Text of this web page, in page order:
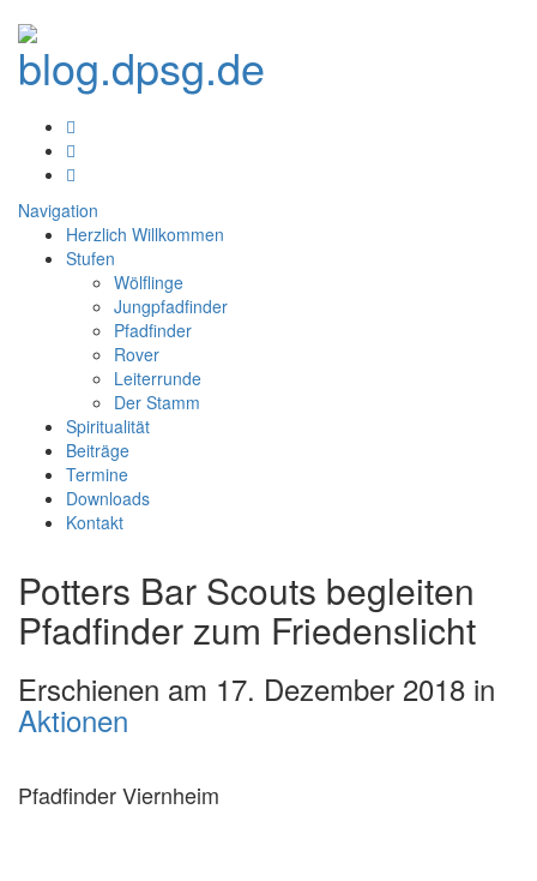
Navigation
Herzlich Willkommen
Stufen
Wölflinge
Jungpfadfinder
Pfadfinder
Rover
Leiterrunde
Der Stamm
Spiritualität
Beiträge
Termine
Downloads
Kontakt
Potters Bar Scouts begleiten
Pfadfinder zum Friedenslicht
Erschienen am 17. Dezember 2018 in
Aktionen
Pfadfinder Viernheim